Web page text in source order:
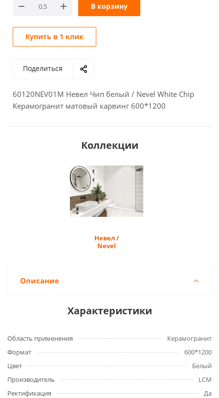
В корзину
Купить в 1 клик
Поделиться
60120NEV01M Невел Чип белый / Nevel White Chip
Керамогранит матовый карвинг 600*1200
Коллекции
Невел /
Nevel
Описание
Характеристики
Область применения
Керамогранит
Формат
600*1200
Цвет
Белый
Производитель
LCM
Ректификация
Да